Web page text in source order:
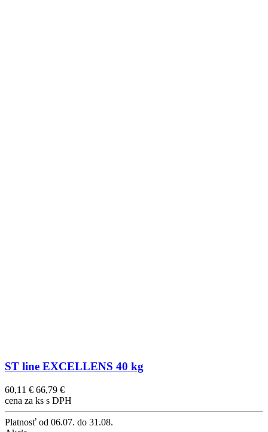
ST line EXCELLENS 40 kg
60,11 € 66,79 €
cena za ks s DPH
Platnosť od 06.07. do 31.08.